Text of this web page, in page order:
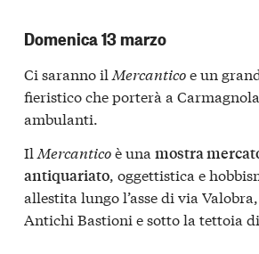
Domenica 13 marzo
Ci saranno il Mercanticoe un
fieristico che porterà a
ambulanti.
Il Mercanticoè una mostra
antiquariato, oggettistica e
allestita lungo l’asse di via
Antichi Bastioni e sotto la tettoia